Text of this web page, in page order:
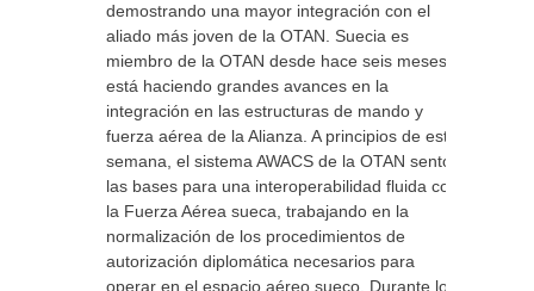
demostrando una mayor integración con el
aliado más joven de la OTAN. Suecia es
miembro de la OTAN desde hace seis meses y
está haciendo grandes avances en la
integración en las estructuras de mando y
fuerza aérea de la Alianza. A principios de esta
semana, el sistema AWACS de la OTAN sentó
las bases para una interoperabilidad fluida con
la Fuerza Aérea sueca, trabajando en la
normalización de los procedimientos de
autorización diplomática necesarios para
operar en el espacio aéreo sueco. Durante los